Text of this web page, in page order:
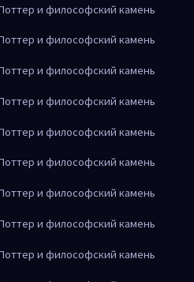
и философский камень
и философский камень
и философский камень
и философский камень
и философский камень
и философский камень
и философский камень
и философский камень
и философский камень